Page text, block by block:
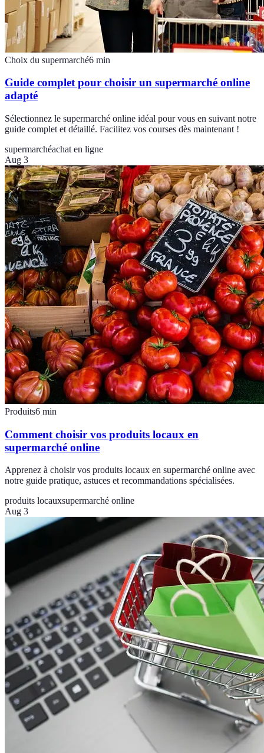
Choix du supermarché6 min
Guide complet pour choisir un supermarché online
adapté
Sélectionnez le supermarché online idéal pour vous en suivant notre
guide complet et détaillé. Facilitez vos courses dès maintenant !
supermarchéachat en ligne
Aug 3
Produits6 min
Comment choisir vos produits locaux en
supermarché online
Apprenez à choisir vos produits locaux en supermarché online avec
notre guide pratique, astuces et recommandations spécialisées.
produits locauxsupermarché online
Aug 3